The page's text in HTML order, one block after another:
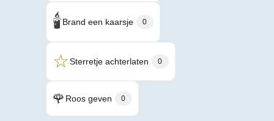
🕯️Brand een kaarsje 0
☆Sterretje achterlaten 0
🌹 Roos geven 0